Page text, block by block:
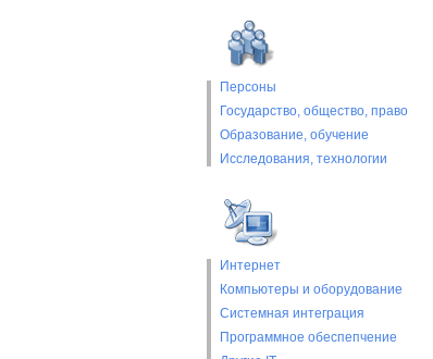
Персоны
Государство, общество, право
Образование, обучение
Исследования, технологии
Интернет
Компьютеры и оборудование
Системная интеграция
Программное обеспепчение